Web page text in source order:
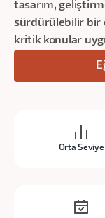
tasarım,
sürdürülebilir bir
kritik konular
Orta Seviye